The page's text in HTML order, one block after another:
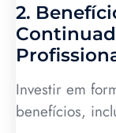
2.
Investir em
benefícios,